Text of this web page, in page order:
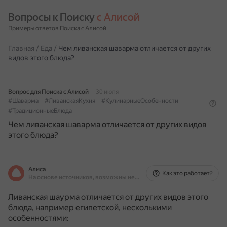
Вопросы к Поиску с Алисой
Примеры ответов Поиска с Алисой
Главная / Еда / Чем ливанская шаварма отличается от других
видов этого блюда?
Вопрос для Поиска с Алисой
30 июля
#Шаварма
#ЛиванскаяКухня
#КулинарныеОсобенности
#ТрадиционныеБлюда
Чем ливанская шаварма отличается от других видов
этого блюда?
Алиса
На основе источников, возможны неточности
Как это работает?
Ливанская шаурма отличается от других видов этого
блюда, например египетской, несколькими
особенностями: